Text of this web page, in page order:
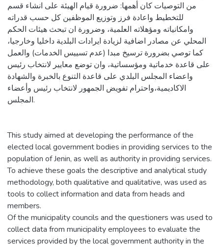
من التوصيات كان أهمها: ضرورة قيام الهيئة على انشاء قسم
للتخطيط واعادة فرز وتوزيع الموظفين كل حسب قدراته
وامكانياته ومؤهلاته العلمية، وضرورة ان تبحث هيئات الحكم
المحلي عن مصادر اضافية لزيادة ايرادات البلدية داخليا وخارجيا،
كما توصي بضرورة ترسيخ مبدا (عدم تسييس الخدمات) والعمل
على قاعدة خدماتية ومؤسساتية، وان توضع معايير لانتخاب رئيس
واعضاء المجلس البلدي على قاعدة التنوع بالخبرة والشهادة
الاكاديمية،واحترام تفويض الجمهور لانتخاب رئيس وأعضاء
المجلس.
This study aimed at developing the performance of the
elected local government bodies in providing services to the
population of Jenin, as well as authority in providing services.
To achieve these goals the descriptive and analytical study
methodology, both qualitative and qualitative, was used as
tools to collect information and data from heads and
members.
Of the municipality councils and the questioners was used to
collect data from municipality employees to evaluate the
services provided by the local government authority in the